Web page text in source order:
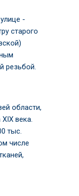
-
старого
резьбой.
области,
века.
тыс.
числе